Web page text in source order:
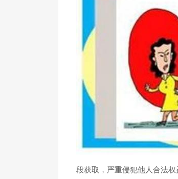
段获取，严重侵犯他人合法